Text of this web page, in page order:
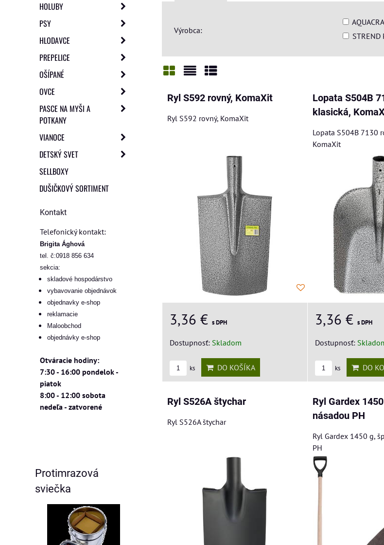
Výrobca:
STREND
Ryl S592 rovný, KomaXit
Ryl S592 rovný, KomaXit
3,36 € s DPH
Dostupnosť: Skladom
ks DO KOŠÍKA
Lopata S504B
klasická,
Lopata S504B 7130
KomaXit
3,36 € s DPH
Dostupnosť:
ks DO
Ryl S526A štychar
Ryl S526A štychar
Ryl Gardex
násadou PH
Ryl Gardex 1450 g,
PH
HOLUBY
PSY
HLODAVCE
PREPELICE
OŠÍPANÉ
OVCE
PASCE NA MYŠI A
POTKANY
VIANOCE
DETSKÝ SVET
SELLBOXY
DUŠIČKOVÝ SORTIMENT
Kontakt
Telefonický kontakt:
Brigita Ághová
tel. č:0918 856 634
sekcia:
skladové hospodárstvo
vybavovanie objednávok
objednavky e-shop
reklamacie
Maloobchod
objednávky e-shop
Otváracie hodiny:
7:30 - 16:00 pondelok -
piatok
8:00 - 12:00 sobota
nedeľa - zatvorené
Protimrazová
sviečka